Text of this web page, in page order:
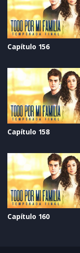
Capítulo 156
Capítulo 158
Capítulo 160